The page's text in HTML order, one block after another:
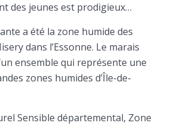
des jeunes est prodigieux…
a été la zone humide des
dans l’Essonne. Le marais
ensemble qui représente une
zones humides d’Île-de-
Sensible départemental, Zone